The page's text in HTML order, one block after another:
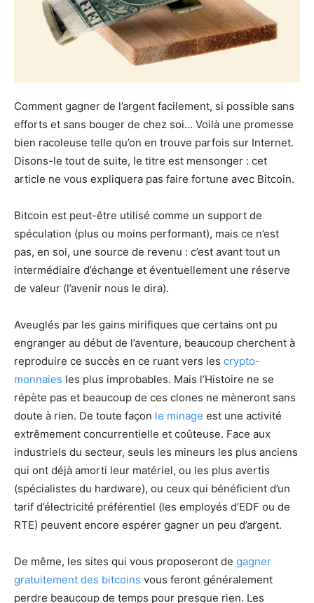
Comment gagner de l’argent facilement, si possible sans
efforts et sans bouger de chez soi… Voilà une promesse
bien racoleuse telle qu’on en trouve parfois sur Internet.
Disons-le tout de suite, le titre est mensonger : cet
article ne vous expliquera pas faire fortune avec Bitcoin.
Bitcoin est peut-être utilisé comme un support de
spéculation (plus ou moins performant), mais ce n’est
pas, en soi, une source de revenu : c’est avant tout un
intermédiaire d’échange et éventuellement une réserve
de valeur (l’avenir nous le dira).
Aveuglés par les gains mirifiques que certains ont pu
engranger au début de l’aventure, beaucoup cherchent à
reproduire ce succès en ce ruant vers les crypto-
monnaies les plus improbables. Mais l’Histoire ne se
répète pas et beaucoup de ces clones ne mèneront sans
doute à rien. De toute façon le minage est une activité
extrêmement concurrentielle et coûteuse. Face aux
industriels du secteur, seuls les mineurs les plus anciens
qui ont déjà amorti leur matériel, ou les plus avertis
(spécialistes du hardware), ou ceux qui bénéficient d’un
tarif d’électricité préférentiel (les employés d’EDF ou de
RTE) peuvent encore espérer gagner un peu d’argent.
De même, les sites qui vous proposeront de gagner
gratuitement des bitcoins vous feront généralement
perdre beaucoup de temps pour presque rien. Les